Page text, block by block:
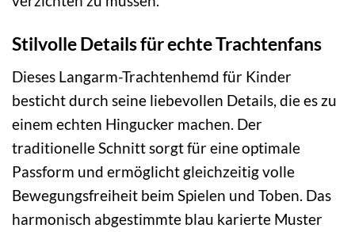
Stilvolle Details für echte Trachtenfans
Dieses Langarm-Trachtenhemd für Kinder
besticht durch seine liebevollen Details, die es zu
einem echten Hingucker machen. Der
traditionelle Schnitt sorgt für eine optimale
Passform und ermöglicht gleichzeitig volle
Bewegungsfreiheit beim Spielen und Toben. Das
harmonisch abgestimmte blau karierte Muster